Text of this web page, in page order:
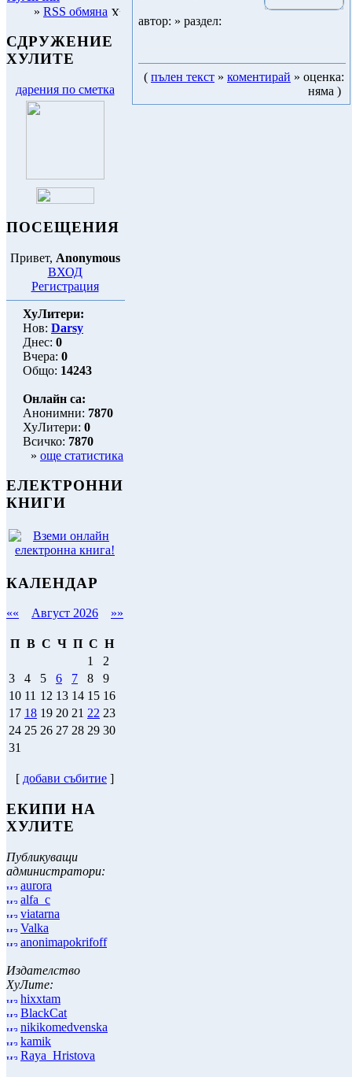
» RSS обмяна
СДРУЖЕНИЕ
ХУЛИТЕ
дарения по сметка
ПОСЕЩЕНИЯ
Привет, Anonymous
ВХОД
Регистрация
ХуЛитери:
Нов: Darsy
Днес: 0
Вчера: 0
Общо: 14243
Онлайн са:
Анонимни: 7870
ХуЛитери: 0
Всичко: 7870
» още статистика
ЕЛЕКТРОННИ
КНИГИ
КАЛЕНДАР
«« Август 2026 »»
П В С Ч П С Н
1
2
3
4 5 6 7 8
9
10 11 12 13 14 15 16
17 18 19 20 21 22 23
24 25 26 27 28 29 30
31
[ добави събитие ]
ЕКИПИ НА
ХУЛИТЕ
Публикуващи
администратори:
aurora
alfa_c
viatarna
Valka
anonimapokrifoff
Издателство
ХуЛите:
hixxtam
BlackCat
nikikomedvenska
kamik
Raya_Hristova
автор: » раздел:
( пълен текст » коментирaй » оценка:
няма )